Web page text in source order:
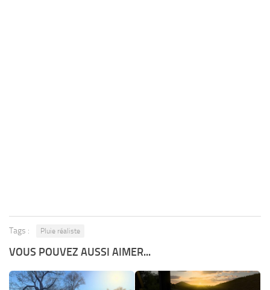
Tags : Pluie réaliste
VOUS POUVEZ AUSSI AIMER...